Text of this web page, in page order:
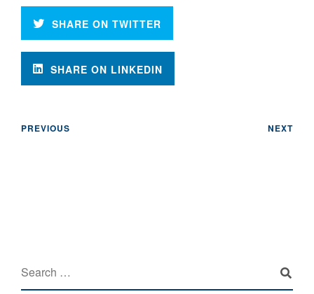
SHARE ON TWITTER
SHARE ON LINKEDIN
PREVIOUS NEXT